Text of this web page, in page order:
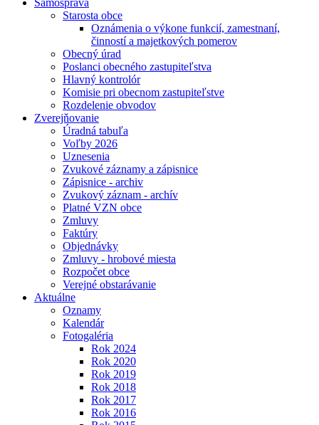
Samospráva
Starosta obce
Oznámenia o výkone funkcií, zamestnaní,
činností a majetkových pomerov
Obecný úrad
Poslanci obecného zastupiteľstva
Hlavný kontrolór
Komisie pri obecnom zastupiteľstve
Rozdelenie obvodov
Zverejňovanie
Úradná tabuľa
Voľby 2026
Uznesenia
Zvukové záznamy a zápisnice
Zápisnice - archiv
Zvukový záznam - archív
Platné VZN obce
Zmluvy
Faktúry
Objednávky
Zmluvy - hrobové miesta
Rozpočet obce
Verejné obstarávanie
Aktuálne
Oznamy
Kalendár
Fotogaléria
Rok 2024
Rok 2020
Rok 2019
Rok 2018
Rok 2017
Rok 2016